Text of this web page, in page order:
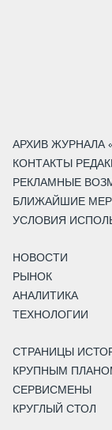
АРХИВ ЖУРНАЛА
КОНТАКТЫ
РЕКЛАМНЫЕ
БЛИЖАЙШИЕ
УСЛОВИЯ
НОВОСТИ
РЫНОК
АНАЛИТИКА
ТЕХНОЛОГИИ
СТРАНИЦЫ
КРУПНЫМ
СЕРВИСМЕНЫ
КРУГЛЫЙ СТОЛ